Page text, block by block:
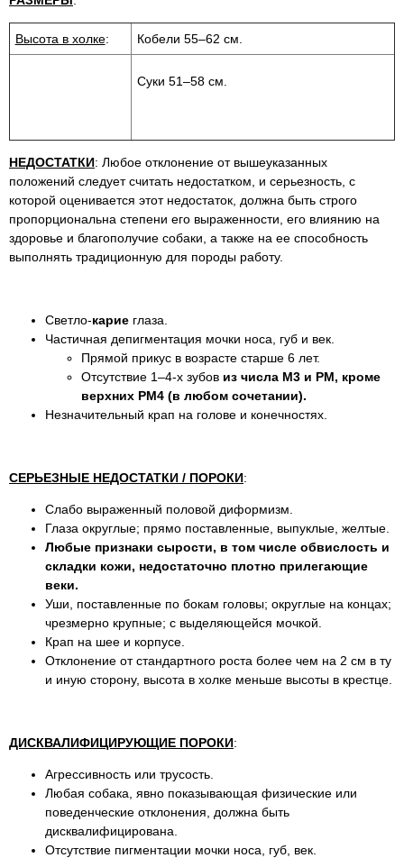
Высота в холке: Кобели 55–62 см.
Суки 51–58 см.
НЕДОСТАТКИ: Любое отклонение от вышеуказанных
положений следует считать недостатком, и серьезность, с
которой оценивается этот недостаток, должна быть строго
пропорциональна степени его выраженности, его влиянию на
здоровье и благополучие собаки, а также на ее способность
выполнять традиционную для породы работу.
Светло-карие глаза.
Частичная депигментация мочки носа, губ и век.
Прямой прикус в возрасте старше 6 лет.
Отсутствие 1–4-х зубов из числа М3 и РМ, кроме
верхних PM4 (в любом сочетании).
Незначительный крап на голове и конечностях.
СЕРЬЕЗНЫЕ НЕДОСТАТКИ / ПОРОКИ:
Слабо выраженный половой диформизм.
Глаза округлые; прямо поставленные, выпуклые, желтые.
Любые признаки сырости, в том числе обвислость и
складки кожи, недостаточно плотно прилегающие
веки.
Уши, поставленные по бокам головы; округлые на концах;
чрезмерно крупные; с выделяющейся мочкой.
Крап на шее и корпусе.
Отклонение от стандартного роста более чем на 2 см в ту
и иную сторону, высота в холке меньше высоты в крестце.
ДИСКВАЛИФИЦИРУЮЩИЕ ПОРОКИ:
Агрессивность или трусость.
Любая собака, явно показывающая физические или
поведенческие отклонения, должна быть
дисквалифицирована.
Отсутствие пигментации мочки носа, губ, век.